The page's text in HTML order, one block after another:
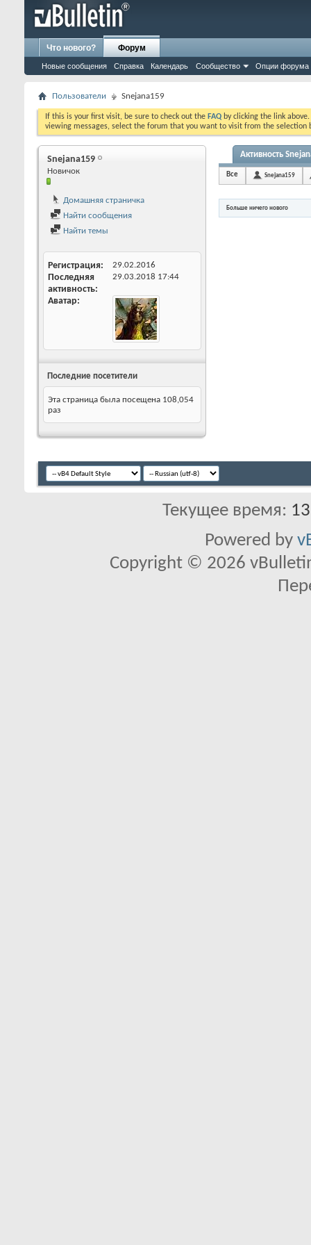
Что нового? Форум
Новые сообщения Справка Календарь Сообщество Опции форума
Пользователи Snejana159
If this is your first visit, be sure to check out the FAQ by clicking the link
viewing messages, select the forum that you want to visit from the selection
Snejana159
Новичок
Домашняя страничка
Найти сообщения
Найти темы
Регистрация 29.02.2016
Последняя
активность
29.03.2018 17:44
Аватар
Последние посетители
Эта страница была посещена 108,054
раз
Активность
Все Snejana159
Больше ничего нового
Текущее время:
Powered by
Copyright © 2026